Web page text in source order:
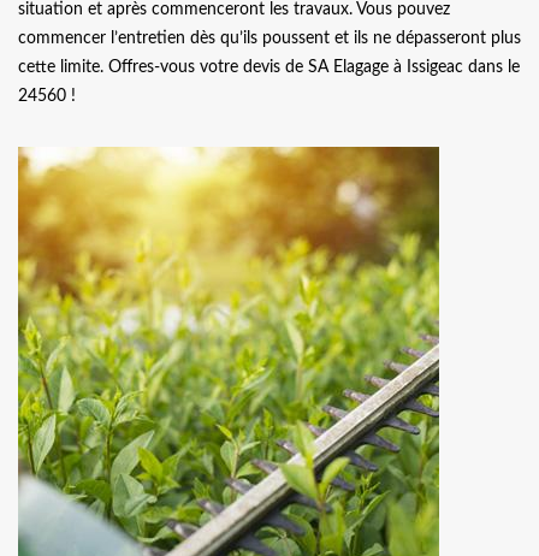
situation et après commenceront les travaux. Vous pouvez
commencer l’entretien dès qu’ils poussent et ils ne dépasseront plus
cette limite. Offres-vous votre devis de SA Elagage à Issigeac dans le
24560 !